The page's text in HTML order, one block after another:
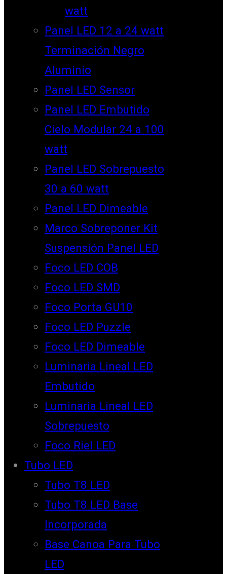
watt
Panel LED 12 a 24 watt
Terminación Negro
Aluminio
Panel LED Sensor
Panel LED Embutido
Cielo Modular 24 a 100
watt
Panel LED Sobrepuesto
30 a 60 watt
Panel LED Dimeable
Marco Sobreponer Kit
Suspensión Panel LED
Foco LED COB
Foco LED SMD
Foco Porta GU10
Foco LED Puzzle
Foco LED Dimeable
Luminaria Lineal LED
Embutido
Luminaria Lineal LED
Sobrepuesto
Foco Riel LED
Tubo LED
Tubo T8 LED
Tubo T8 LED Base
Incorporada
Base Canoa Para Tubo
LED